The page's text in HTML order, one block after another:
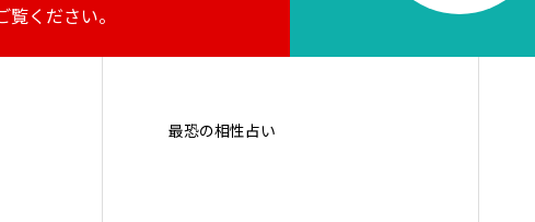
ください。
最恐の相性占い